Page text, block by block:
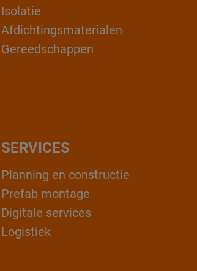
Isolatie
Afdichtingsmaterialen
Gereedschappen
SERVICES
Planning en constructie
Prefab montage
Digitale services
Logistiek